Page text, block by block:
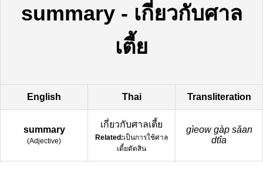
summary- เกี่ยวกับศาล
เตี้ย
English Thai Transliteration
summary
(Adjective)
เกี่ยวกับศาลเตี้ย
Related:เป็นการใช้ศาล
เตี้ยตัดสิน
gìeow gàp sǎan
dtîa